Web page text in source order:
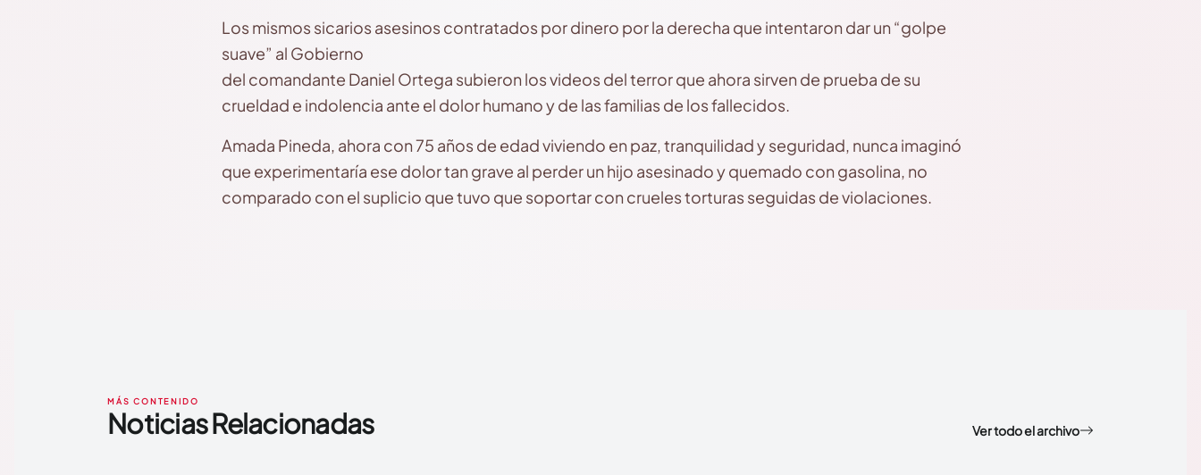
Los mismos sicarios asesinos contratados por dinero por la derecha que intentaron dar un “golpe
suave” al Gobierno
del comandante Daniel Ortega subieron los videos del terror que ahora sirven de prueba de su
crueldad e indolencia ante el dolor humano y de las familias de los fallecidos.
Amada Pineda, ahora con 75 años de edad viviendo en paz, tranquilidad y seguridad, nunca imaginó
que experimentaría ese dolor tan grave al perder un hijo asesinado y quemado con gasolina, no
comparado con el suplicio que tuvo que soportar con crueles torturas seguidas de violaciones.
MÁS CONTENIDO
Noticias Relacionadas Ver todo el archivo